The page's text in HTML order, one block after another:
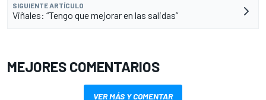
SIGUIENTE ARTÍCULO
Viñales: “Tengo que mejorar en las salidas”
MEJORES COMENTARIOS
VER MÁS Y COMENTAR